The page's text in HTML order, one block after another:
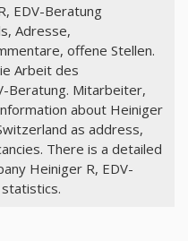
EDV-Beratung
Adresse,
offene Stellen.
Arbeit des
Beratung. Mitarbeiter,
about Heiniger
as address,
There is a detailed
Heiniger R, EDV-